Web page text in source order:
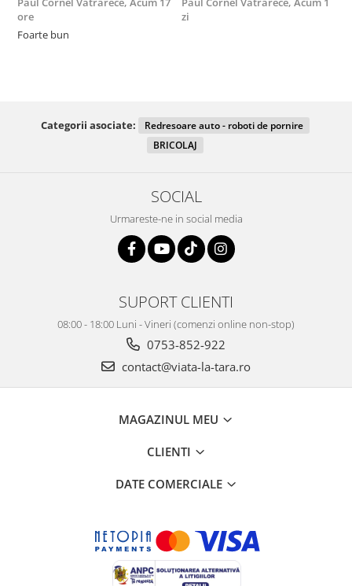
ore
Foarte bun
zi
Categorii asociate:
Redresoare auto - roboti de pornire
BRICOLAJ
SOCIAL
Urmareste-ne in social media
SUPORT CLIENTI
08:00 - 18:00 Luni - Vineri (comenzi online non-stop)
0753-852-922
contact@viata-la-tara.ro
MAGAZINUL MEU
CLIENTI
DATE COMERCIALE